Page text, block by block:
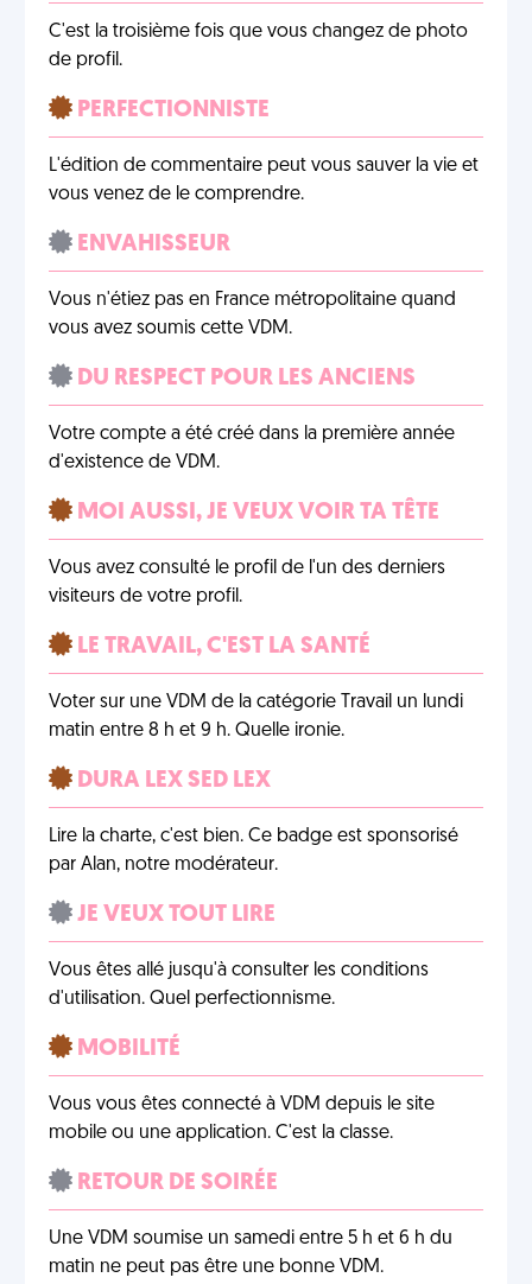
C'est la troisième fois que vous changez de photo
de profil.
PERFECTIONNISTE
L'édition de commentaire peut vous sauver la vie et
vous venez de le comprendre.
ENVAHISSEUR
Vous n'étiez pas en France métropolitaine quand
vous avez soumis cette VDM.
DU RESPECT POUR LES ANCIENS
Votre compte a été créé dans la première année
d'existence de VDM.
MOI AUSSI, JE VEUX VOIR TA TÊTE
Vous avez consulté le profil de l'un des derniers
visiteurs de votre profil.
LE TRAVAIL, C'EST LA SANTÉ
Voter sur une VDM de la catégorie Travail un lundi
matin entre 8 h et 9 h. Quelle ironie.
DURA LEX SED LEX
Lire la charte, c'est bien. Ce badge est sponsorisé
par Alan, notre modérateur.
JE VEUX TOUT LIRE
Vous êtes allé jusqu'à consulter les conditions
d'utilisation. Quel perfectionnisme.
MOBILITÉ
Vous vous êtes connecté à VDM depuis le site
mobile ou une application. C'est la classe.
RETOUR DE SOIRÉE
Une VDM soumise un samedi entre 5 h et 6 h du
matin ne peut pas être une bonne VDM.